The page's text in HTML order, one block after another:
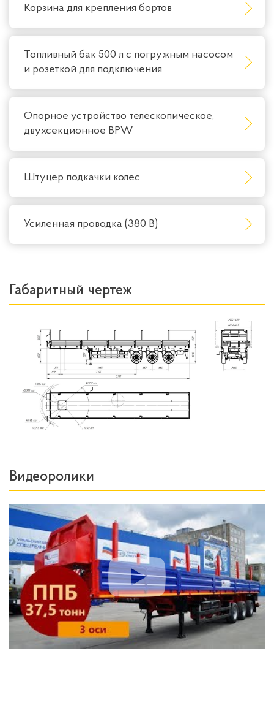
Корзина для крепления бортов
Топливный бак 500 л с погружным насосом
и розеткой для подключения
Опорное устройство телескопическое,
двухсекционное BPW
Штуцер подкачки колес
Усиленная проводка (380 В)
Габаритный чертеж
Видеоролики